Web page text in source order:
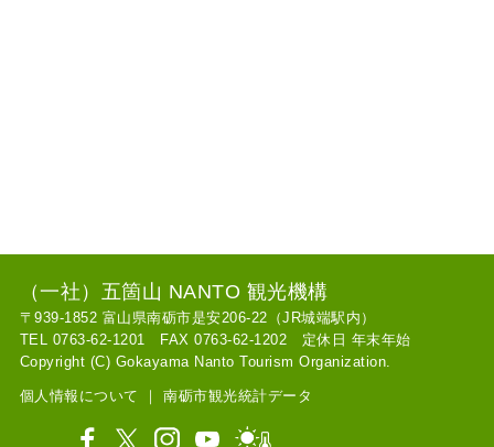
（一社）五箇山 NANTO 観光機構
〒939-1852 富山県南砺市是安206-22（JR城端駅内）
TEL 0763-62-1201 FAX 0763-62-1202 定休日 年末年始
Copyright (C) Gokayama Nanto Tourism Organization.
個人情報について ｜南砺市観光統計データ